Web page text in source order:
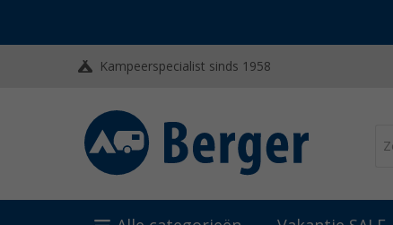
Kampeerspecialist sinds 1958